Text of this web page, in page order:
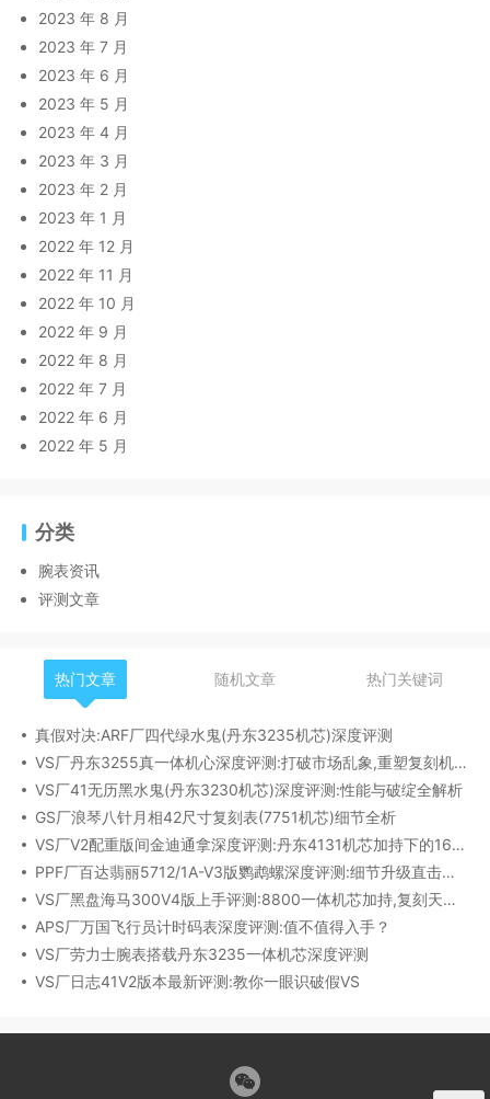
2023 年 8 月
2023 年 7 月
2023 年 6 月
2023 年 5 月
2023 年 4 月
2023 年 3 月
2023 年 2 月
2023 年 1 月
2022 年 12 月
2022 年 11 月
2022 年 10 月
2022 年 9 月
2022 年 8 月
2022 年 7 月
2022 年 6 月
2022 年 5 月
分类
腕表资讯
评测文章
热门文章 随机文章 热门关键词
真假对决:ARF厂四代绿水鬼(丹东3235机芯)深度评测
VS厂丹东3255真一体机心深度评测:打破市场乱象,重塑复刻机芯新标杆​
VS厂41无历黑水鬼(丹东3230机芯)深度评测:性能与破绽全解析
GS厂浪琴八针月相42尺寸复刻表(7751机芯)细节全析
VS厂V2配重版间金迪通拿深度评测:丹东4131机芯加持下的165克精密之作​
PPF厂百达翡丽5712/1A-V3版鹦鹉螺深度评测:细节升级直击正品
VS厂黑盘海马300V4版上手评测:8800一体机芯加持,复刻天花板实至名归?
APS厂万国飞行员计时码表深度评测:值不值得入手？
VS厂劳力士腕表搭载丹东3235一体机芯深度评测
VS厂日志41V2版本最新评测:教你一眼识破假VS